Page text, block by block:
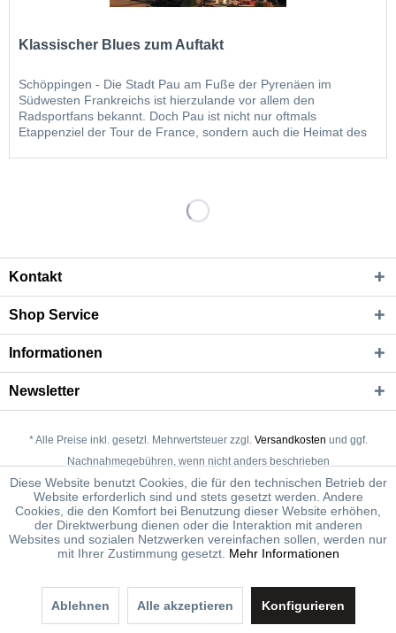
Klassischer Blues zum Auftakt
Schöppingen - Die Stadt Pau am Fuße der Pyrenäen im
Südwesten Frankreichs ist hierzulande vor allem den
Radsportfans bekannt. Doch Pau ist nicht nur oftmals
Etappenziel der Tour de France, sondern auch die Heimat des
Kontakt
Shop Service
Informationen
Newsletter
* Alle Preise inkl. gesetzl. Mehrwertsteuer zzgl. Versandkosten und ggf.
Nachnahmegebühren, wenn nicht anders beschrieben
Cookie-Einstellungen Links Newsletter Widerrufsrecht
Datenschutz AGB
Impressum
Copyright © Kulturring Schöppingen e.V. 2025 - Alle Rechte vorbehalten
Diese Website benutzt Cookies, die für den technischen Betrieb der
Website erforderlich sind und stets gesetzt werden. Andere
Cookies, die den Komfort bei Benutzung dieser Website erhöhen,
der Direktwerbung dienen oder die Interaktion mit anderen
Websites und sozialen Netzwerken vereinfachen sollen, werden nur
mit Ihrer Zustimmung gesetzt. Mehr Informationen
Ablehnen Alle akzeptieren Konfigurieren